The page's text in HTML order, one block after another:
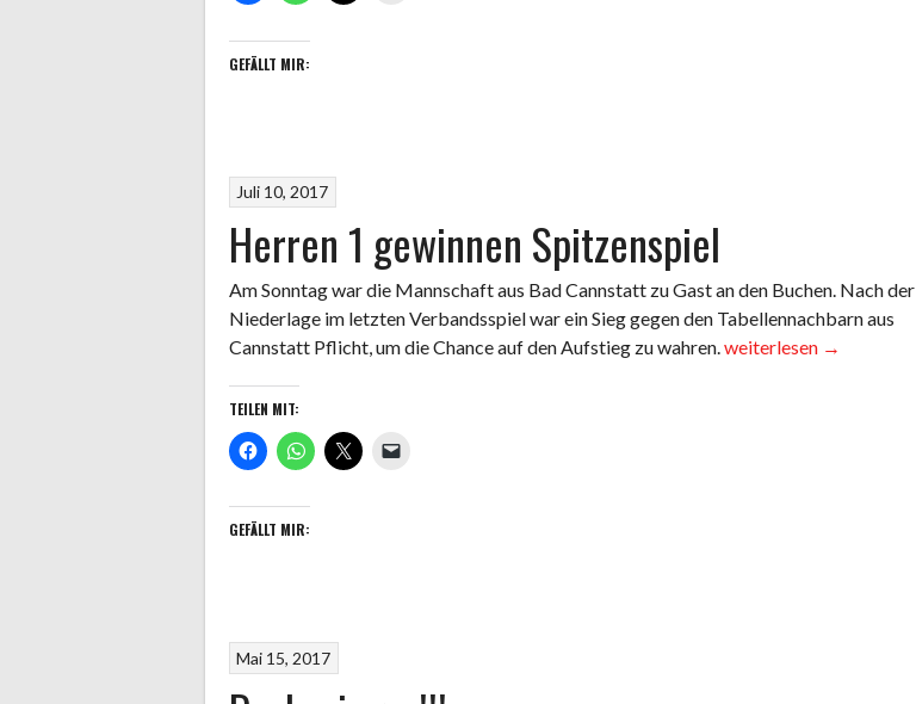
GEFÄLLT MIR:
Juli 10, 2017
Herren 1 gewinnen Spitzenspiel
Am Sonntag war die Mannschaft aus Bad Cannstatt zu Gast an den Buchen. Nach der
Niederlage im letzten Verbandsspiel war ein Sieg gegen den Tabellennachbarn aus
Cannstatt Pflicht, um die Chance auf den Aufstieg zu wahren.„Herren
weiterlesen →
TEILEN MIT:
GEFÄLLT MIR:
Mai 15, 2017